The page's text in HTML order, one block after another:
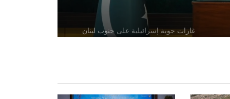
خفض حدة التوترات الإقليمية
غارات جوية إسرائيلية على جنوب لبنان